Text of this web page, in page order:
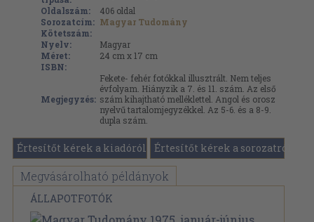
Oldalszám:
406 oldal
Sorozatcím: Magyar Tudomány
Kötetszám:
Nyelv:
Magyar
Méret:
24 cm x 17 cm
ISBN:
Megjegyzés:
Fekete- fehér fotókkal illusztrált. Nem teljes
évfolyam. Hiányzik a 7. és 11. szám. Az első
szám kihajtható melléklettel. Angol és orosz
nyelvű tartalomjegyzékkel. Az 5-6. és a 8-9.
dupla szám.
Értesítőt kérek a kiadóról Értesítőt kérek a sorozatról
Megvásárolható példányok
ÁLLAPOTFOTÓK